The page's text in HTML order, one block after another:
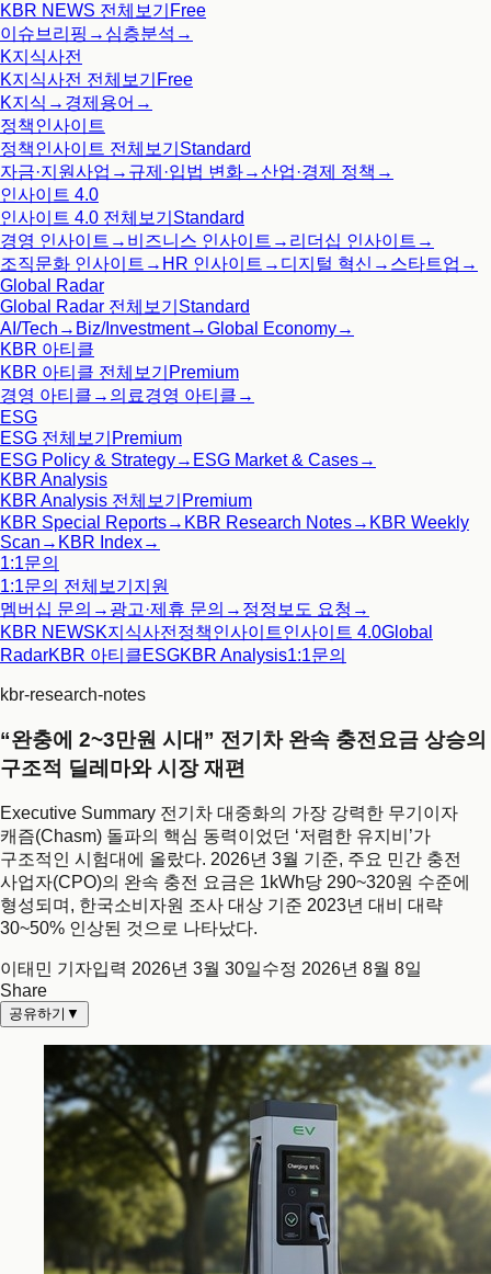
KBR NEWS 전체보기 Free
이슈브리핑 → 심층분석 →
K지식사전
K지식사전 전체보기 Free
K지식 → 경제용어 →
정책인사이트
정책인사이트 전체보기 Standard
자금·지원사업 → 규제·입법 변화→산업·경제 정책 →
인사이트 4.0
인사이트 4.0 전체보기 Standard
경영 인사이트 → 비즈니스 인사이트 → 리더십 인사이트 →
조직문화 인사이트 → HR 인사이트 → 디지털 혁신 → 스타트업 →
Global Radar
Global Radar 전체보기 Standard
AI/Tech → Biz/Investment→Global Economy→
KBR 아티클
KBR 아티클 전체보기 Premium
경영 아티클 → 의료경영 아티클 →
ESG
ESG 전체보기 Premium
ESG Policy & Strategy→ ESG Market & Cases→
KBR Analysis
KBR Analysis 전체보기 Premium
KBR Special Reports→ KBR Research Notes→ KBR Weekly
Scan → KBR Index→
1:1문의
1:1문의 전체보기 지원
멤버십 문의 → 광고·제휴 문의 → 정정보도 요청 →
KBR NEWSK지식사전 정책인사이트인사이트 4.0Global
RadarKBR 아티클ESGKBR Analysis1:1문의
kbr-research-notes
“완충에 2~3만원 시대” 전기차 완속 충전요금 상승의
구조적 딜레마와 시장 재편
Executive Summary 전기차 대중화의 가장 강력한 무기이자
캐즘(Chasm) 돌파의 핵심 동력이었던 ‘저렴한 유지비’가
구조적인 시험대에 올랐다. 2026년 3월 기준, 주요 민간 충전
사업자(CPO)의 완속 충전 요금은 1kWh당 290~320원 수준에
형성되며, 한국소비자원 조사 대상 기준 2023년 대비 대략
30~50% 인상된 것으로 나타났다.
이태민 기자입력 2026년 3월 30일수정 2026년 8월 8일
Share
공유하기 ▼